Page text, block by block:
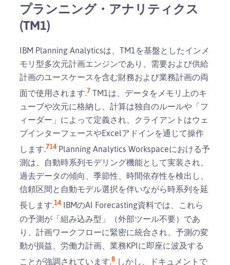
プランニング・アナリティクス
(TM1)
IBM Planning Analyticsは、TM1を基盤としたインメ
モリ型多次元計画エンジンであり、需要および供給
計画のユースケースを含む財務および業務計画の両
面で使用されます.7 TM1は、データをメモリ上のキ
ューブや次元に格納し、計算は独自のルールや「フ
ィーダー」によって定義され、クライアントはウェ
ブインターフェースやExcelアドインを通じて操作
します.714 Planning Analytics Workspaceにおける予
測は、自動時系列モデリング機能として実装され、
過去データの傾向、季節性、時間依存性を検出し、
信頼区間と自動モデル選択を伴いながら時系列を延
長します.14 IBMのAI Forecasting資料では、これら
の予測が「組み込み型」（外部ツール不要）であ
り、計画ワークフローに緊密に統合され、予測の変
動が損益、労働力計画、業務KPIに即座に波及する
ことが強調されています.8 しかし、ドキュメントで